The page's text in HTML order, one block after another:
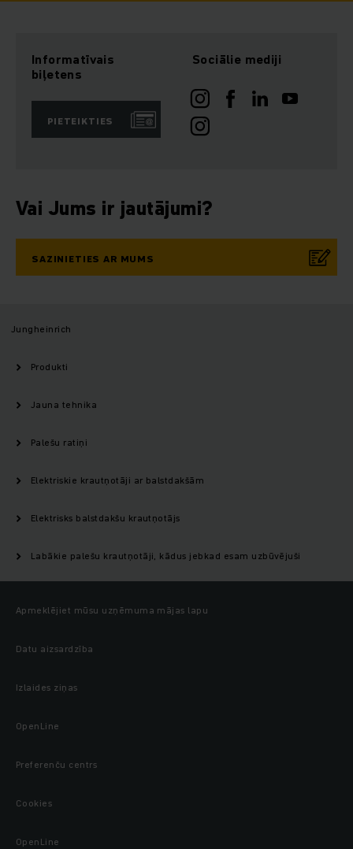
Informatīvais
biļetens
PIETEIKTIES
Sociālie mediji
Vai Jums ir jautājumi?
SAZINIETIES AR MUMS
Jungheinrich
Produkti
Jauna tehnika
Palešu ratiņi
Elektriskie krautņotāji ar balstdakšām
Elektrisks balstdakšu krautņotājs
Labākie palešu krautņotāji, kādus jebkad esam uzbūvējuši
Apmeklējiet mūsu uzņēmuma mājas lapu
Datu aizsardzība
Izlaides ziņas
OpenLine
Preferenču centrs
Cookies
OpenLine